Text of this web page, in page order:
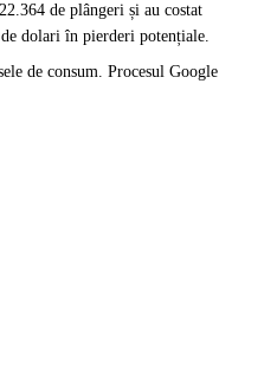
de plângeri și au costat
dolari în pierderi potențiale.
de consum. Procesul Google